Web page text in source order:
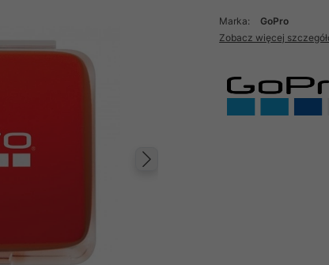
Marka:
GoPro
Zobacz więcej